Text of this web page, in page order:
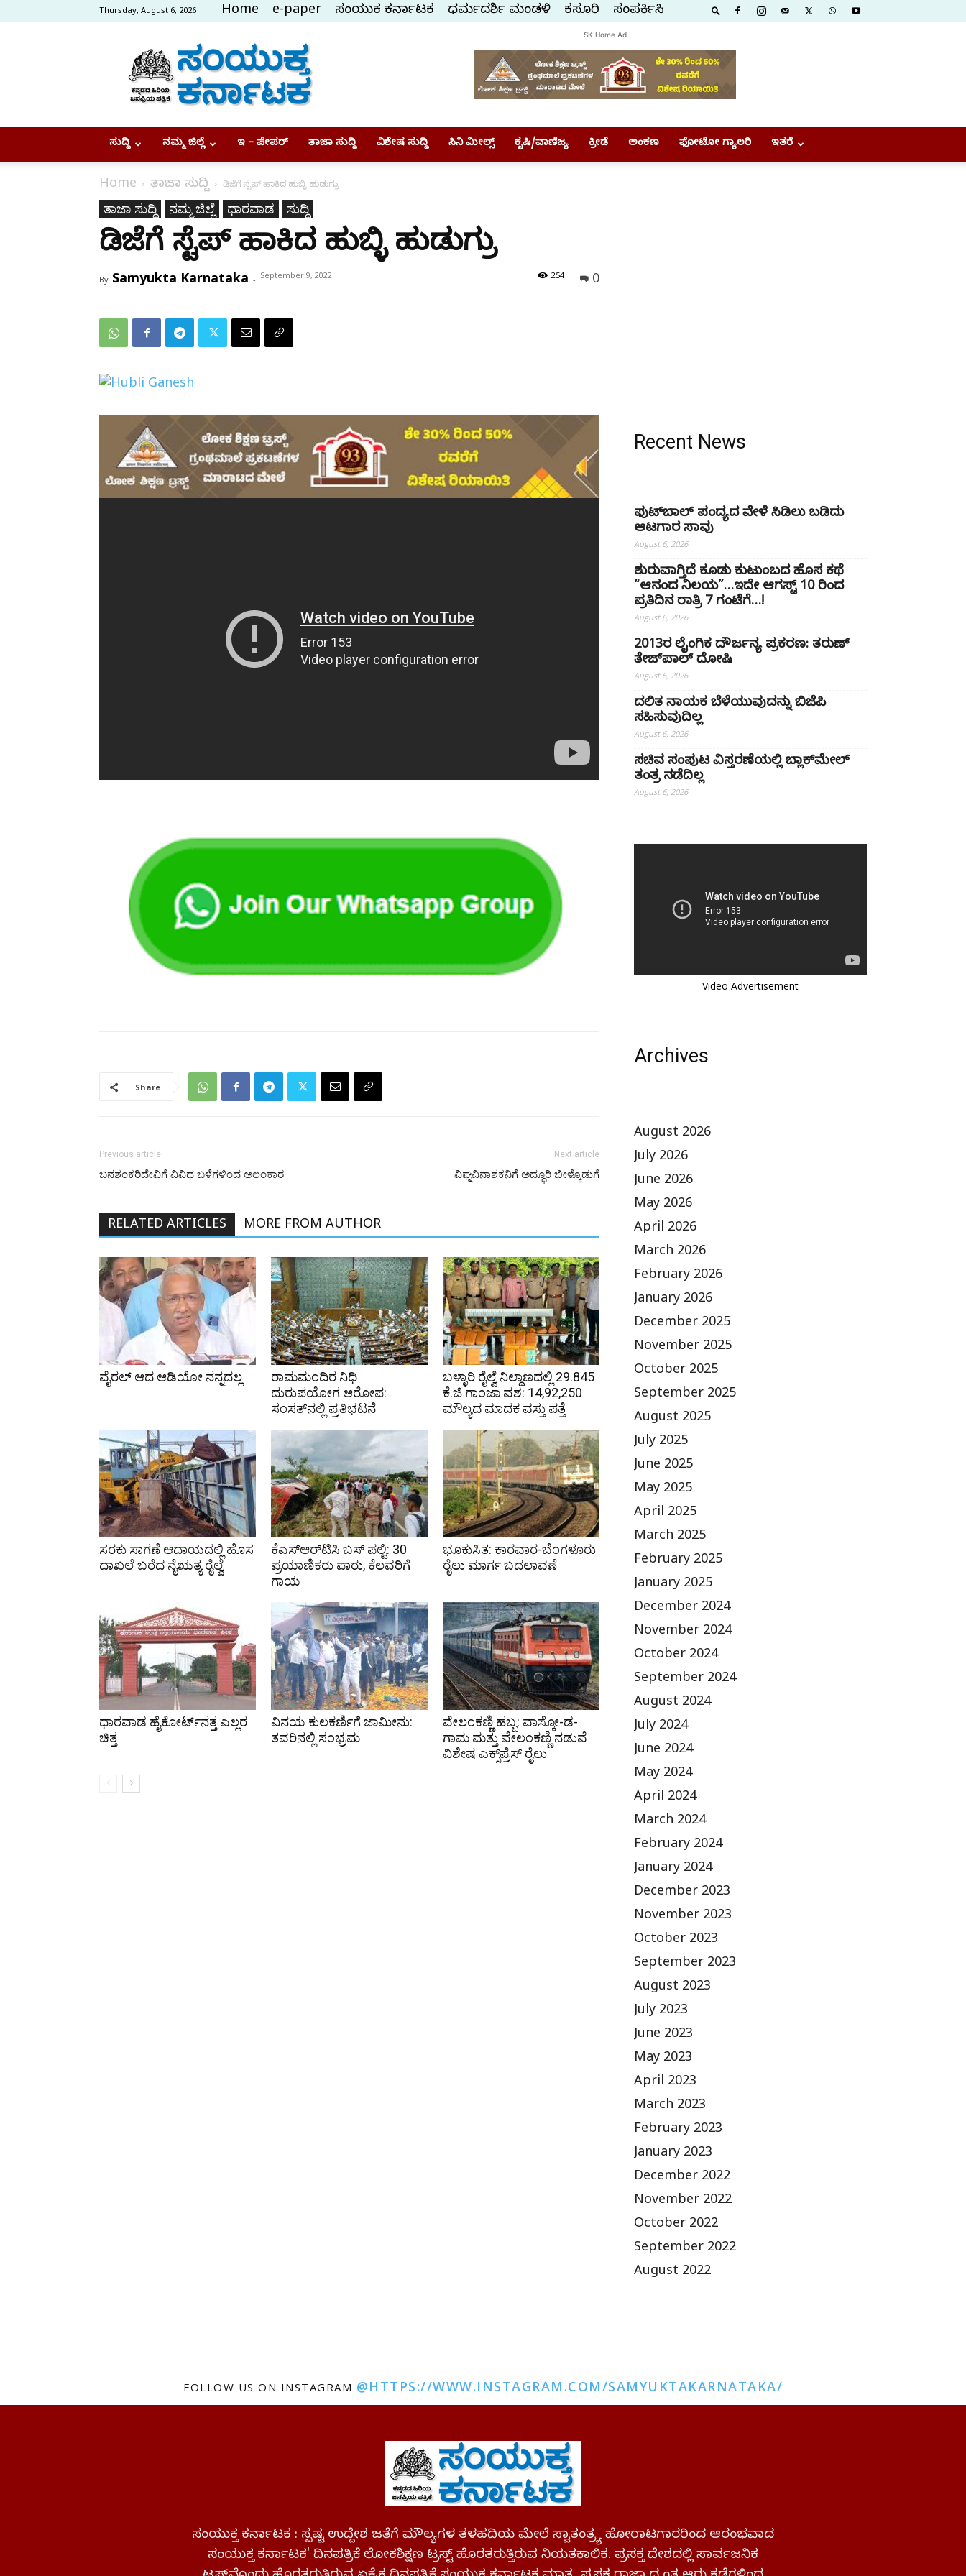
Thursday, August 6, 2026 Home e-paper ಸಂಯುಕ್ತ ಕರ್ನಾಟಕ ಧರ್ಮದರ್ಶಿ ಮಂಡಳಿ ಕಸ್ತೂರಿ ಸಂಪರ್ಕಿಸಿ
Samyukta
Karnataka
SK Home Ad
ಸುದ್ದಿ ನಮ್ಮ ಜಿಲ್ಲೆ ಇ – ಪೇಪರ್ ತಾಜಾ ಸುದ್ದಿ ವಿಶೇಷ ಸುದ್ದಿ ಸಿನಿ ಮೀಲ್ಸ್ ಕೃಷಿ/ವಾಣಿಜ್ಯ ಕ್ರೀಡೆ ಅಂಕಣ ಫೋಟೋ ಗ್ಯಾಲರಿ ಇತರೆ
Home ತಾಜಾ ಸುದ್ದಿ ಡಿಜೆಗೆ ಸ್ಟೆಪ್‌ ಹಾಕಿದ ಹುಬ್ಳಿ ಹುಡುಗ್ರು
ತಾಜಾ ಸುದ್ದಿ ನಮ್ಮ ಜಿಲ್ಲೆ ಧಾರವಾಡ ಸುದ್ದಿ
ಡಿಜೆಗೆ ಸ್ಟೆಪ್‌ ಹಾಕಿದ ಹುಬ್ಳಿ ಹುಡುಗ್ರು
By Samyukta Karnataka - September 9, 2022 0
254
Share
Previous article
ಬನಶಂಕರಿದೇವಿಗೆ ವಿವಿಧ ಬಳೆಗಳಿಂದ ಅಲಂಕಾರ
Next article
ವಿಘ್ನವಿನಾಶಕನಿಗೆ ಅದ್ಧೂರಿ ಬೀಳ್ಕೊಡುಗೆ
RELATED ARTICLES MORE FROM AUTHOR
ವೈರಲ್ ಆದ ಆಡಿಯೋ ನನ್ನದಲ್ಲ
ರಾಮಮಂದಿರ ನಿಧಿ
ದುರುಪಯೋಗ ಆರೋಪ:
ಸಂಸತ್‌ನಲ್ಲಿ ಪ್ರತಿಭಟನೆ
ಬಳ್ಳಾರಿ ರೈಲ್ವೆ ನಿಲ್ದಾಣದಲ್ಲಿ 29.845
ಕೆ.ಜಿ ಗಾಂಜಾ ವಶ: ₹14,92,250
ಮೌಲ್ಯದ ಮಾದಕ ವಸ್ತು ಪತ್ತೆ
ಸರಕು ಸಾಗಣೆ ಆದಾಯದಲ್ಲಿ ಹೊಸ
ದಾಖಲೆ ಬರೆದ ನೈಋತ್ಯ ರೈಲ್ವೆ
ಕೆಎಸ್‌ಆರ್‌ಟಿಸಿ ಬಸ್ ಪಲ್ಟಿ: 30
ಪ್ರಯಾಣಿಕರು ಪಾರು, ಕೆಲವರಿಗೆ
ಗಾಯ
ಭೂಕುಸಿತ: ಕಾರವಾರ-ಬೆಂಗಳೂರು
ರೈಲು ಮಾರ್ಗ ಬದಲಾವಣೆ
ಧಾರವಾಡ ಹೈಕೋರ್ಟ್‌ನತ್ತ ಎಲ್ಲರ
ಚಿತ್ತ
ವಿನಯ ಕುಲಕರ್ಣಿಗೆ ಜಾಮೀನು:
ತವರಿನಲ್ಲಿ ಸಂಭ್ರಮ
ವೇಲಂಕಣ್ಣಿ ಹಬ್ಬ: ವಾಸ್ಕೋ-ಡ-
ಗಾಮ ಮತ್ತು ವೇಲಂಕಣ್ಣಿ ನಡುವೆ
ವಿಶೇಷ ಎಕ್ಸ್‌ಪ್ರೆಸ್ ರೈಲು
Recent News
ಫುಟ್‌ಬಾಲ್ ಪಂದ್ಯದ ವೇಳೆ ಸಿಡಿಲು ಬಡಿದು
ಆಟಗಾರ ಸಾವು
August 6, 2026
ಶುರುವಾಗ್ತಿದೆ ಕೂಡು ಕುಟುಂಬದ ಹೊಸ ಕಥೆ
“ಆನಂದ ನಿಲಯ”…ಇದೇ ಆಗಸ್ಟ್ 10 ರಿಂದ
ಪ್ರತಿದಿನ ರಾತ್ರಿ 7 ಗಂಟೆಗೆ…!
August 6, 2026
2013ರ ಲೈಂಗಿಕ ದೌರ್ಜನ್ಯ ಪ್ರಕರಣ: ತರುಣ್
ತೇಜ್‌ಪಾಲ್ ದೋಷಿ
August 6, 2026
ದಲಿತ ನಾಯಕ ಬೆಳೆಯುವುದನ್ನು ಬಿಜೆಪಿ
ಸಹಿಸುವುದಿಲ್ಲ
August 6, 2026
ಸಚಿವ ಸಂಪುಟ ವಿಸ್ತರಣೆಯಲ್ಲಿ ಬ್ಲಾಕ್‌ಮೇಲ್
ತಂತ್ರ ನಡೆದಿಲ್ಲ
August 6, 2026
Video Advertisement
Archives
August 2026
July 2026
June 2026
May 2026
April 2026
March 2026
February 2026
January 2026
December 2025
November 2025
October 2025
September 2025
August 2025
July 2025
June 2025
May 2025
April 2025
March 2025
February 2025
January 2025
December 2024
November 2024
October 2024
September 2024
August 2024
July 2024
June 2024
May 2024
April 2024
March 2024
February 2024
January 2024
December 2023
November 2023
October 2023
September 2023
August 2023
July 2023
June 2023
May 2023
April 2023
March 2023
February 2023
January 2023
December 2022
November 2022
October 2022
September 2022
August 2022
FOLLOW US ON INSTAGRAM @HTTPS://WWW.INSTAGRAM.COM/SAMYUKTAKARNATAKA/
ಸಂಯುಕ್ತ ಕರ್ನಾಟಕ : ಸ್ಪಷ್ಟ ಉದ್ದೇಶ ಜತೆಗೆ ಮೌಲ್ಯಗಳ ತಳಹದಿಯ ಮೇಲೆ ಸ್ವಾತಂತ್ರ್ಯ ಹೋರಾಟಗಾರರಿಂದ ಆರಂಭವಾದ
ಸಂಯುಕ್ತ ಕರ್ನಾಟಕ' ದಿನಪತ್ರಿಕೆ ಲೋಕಶಿಕ್ಷಣ ಟ್ರಸ್ಟ್ ಹೊರತರುತ್ತಿರುವ ನಿಯತಕಾಲಿಕ. ಪ್ರಸಕ್ತ ದೇಶದಲ್ಲಿ ಸಾರ್ವಜನಿಕ